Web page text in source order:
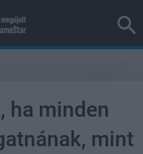
ha minden
mint